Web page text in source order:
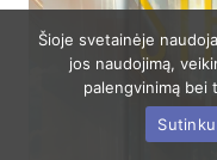
Šioje svetainėje
jos naudojimą,
palengvinimą bei
Sutinku